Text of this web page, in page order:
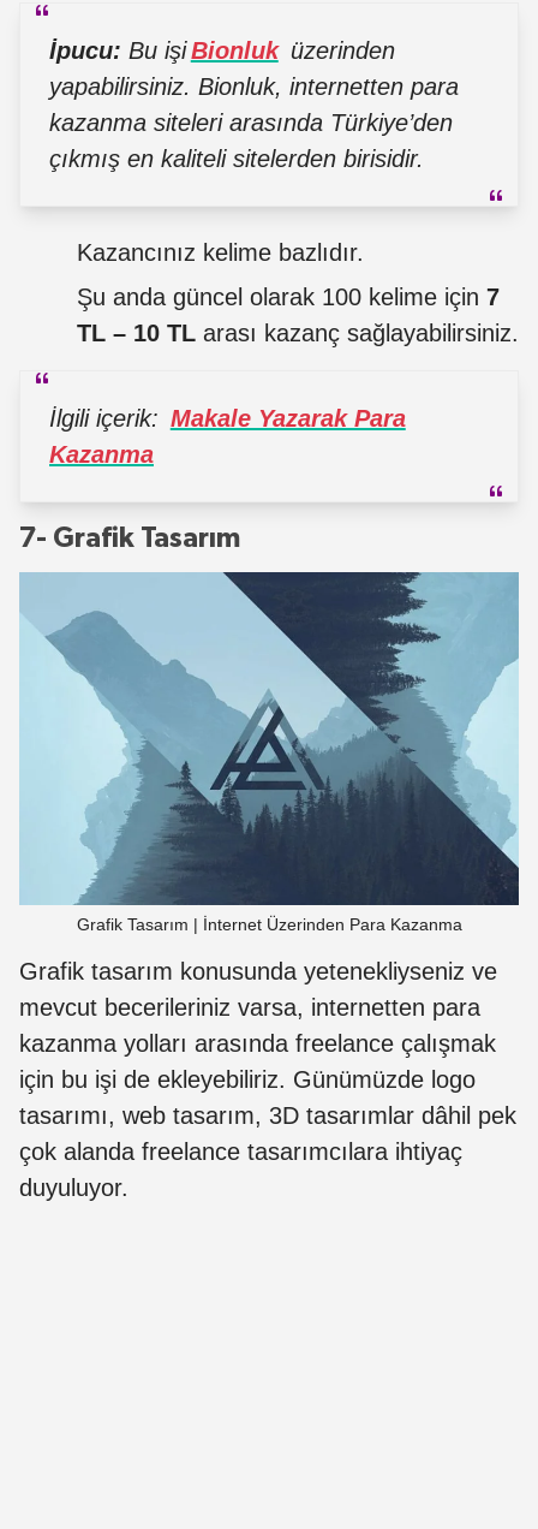
İpucu: Bu işiBionluk üzerinden
yapabilirsiniz. Bionluk, internetten para
kazanma siteleri arasında Türkiye’den
çıkmış en kaliteli sitelerden birisidir.
Kazancınız kelime bazlıdır.
Şu anda güncel olarak 100 kelime için 7
TL – 10 TL arası kazanç sağlayabilirsiniz.
İlgili içerik: Makale Yazarak Para
Kazanma
7- Grafik Tasarım
Grafik Tasarım | İnternet Üzerinden Para Kazanma
Grafik tasarım konusunda yetenekliyseniz ve
mevcut becerileriniz varsa, internetten para
kazanma yolları arasında freelance çalışmak
için bu işi de ekleyebiliriz. Günümüzde logo
tasarımı, web tasarım, 3D tasarımlar dâhil pek
çok alanda freelance tasarımcılara ihtiyaç
duyuluyor.